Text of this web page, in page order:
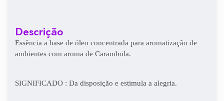
Descrição
Essência a base de óleo concentrada para aromatização de
ambientes com aroma de Carambola.
SIGNIFICADO : Da disposição e estimula a alegria.